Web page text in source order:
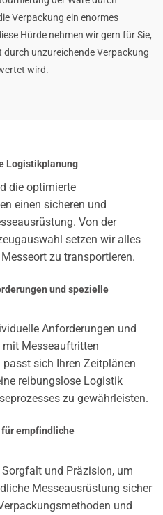
Verpackung ein enormes
Hürde nehmen wir gern für Sie,
durch unzureichende Verpackung
wird.
Logistikplanung
die optimierte
einen sicheren und
Von der
setzen wir alles
zu transportieren.
und spezielle
Anforderungen und
mit Messeauftritten
sich Ihren Zeitplänen
reibungslose Logistik
zu gewährleisten.
empfindliche
und Präzision, um
Messeausrüstung sicher
und